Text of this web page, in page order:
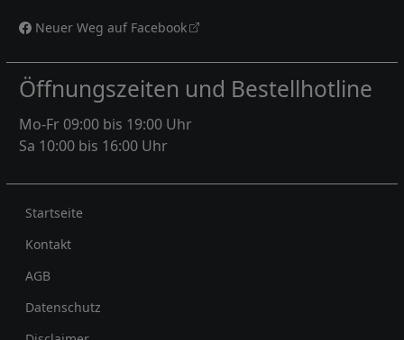
Neuer Weg auf Facebook
Öffnungszeiten und Bestellhotline
Mo-Fr 09:00 bis 19:00 Uhr
Sa 10:00 bis 16:00 Uhr
Rechtliches
Startseite
Kontakt
AGB
Datenschutz